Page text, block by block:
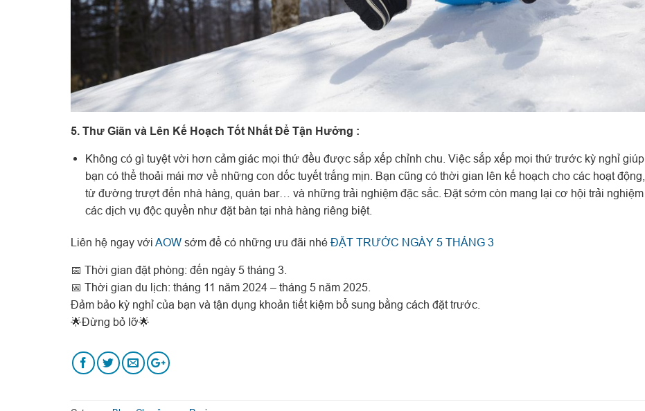
5. Thư Giãn và Lên Kế Hoạch Tốt Nhất Để Tận Hưởng :
Không có gì tuyệt vời hơn cảm giác mọi thứ đều được sắp xếp chỉnh chu. Việc sắp xếp mọi thứ trước kỳ nghỉ giúp
bạn có thể thoải mái mơ về những con dốc tuyết trắng mịn. Bạn cũng có thời gian lên kế hoạch cho các hoạt động,
từ đường trượt đến nhà hàng, quán bar… và những trải nghiệm đặc sắc. Đặt sớm còn mang lại cơ hội trải nghiệm
các dịch vụ độc quyền như đặt bàn tại nhà hàng riêng biệt.
Liên hệ ngay với AOW sớm để có những ưu đãi nhé ĐẶT TRƯỚC NGÀY 5 THÁNG 3
📅 Thời gian đặt phòng: đến ngày 5 tháng 3.
📅 Thời gian du lịch: tháng 11 năm 2024 – tháng 5 năm 2025.
Đảm bảo kỳ nghỉ của bạn và tận dụng khoản tiết kiệm bổ sung bằng cách đặt trước.
🌟Đừng bỏ lỡ🌟